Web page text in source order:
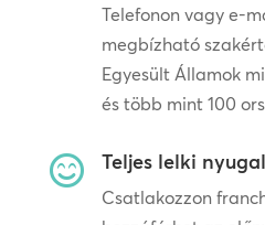
Telefonon vagy e-
megbízható
Egyesült Államok
és több mint 100
 Teljes lelki
Csatlakozzon